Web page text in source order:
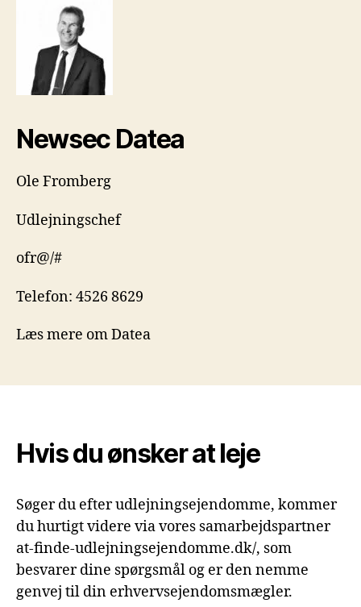
Newsec Datea
Ole Fromberg
Udlejningschef
ofr@/#
Telefon: 4526 8629
Læs mere om Datea
Hvis du ønsker at leje
Søger du efter udlejningsejendomme, kommer
du hurtigt videre via vores samarbejdspartner
at-finde-udlejningsejendomme.dk/, som
besvarer dine spørgsmål og er den nemme
genvej til din erhvervsejendomsmægler.